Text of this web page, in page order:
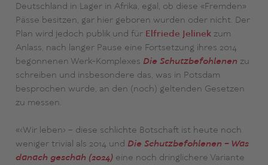
Deutschland in Lager in Afrika, egal, ob diese «Fremden»
Pässe besitzen, gar hier geboren wurden oder nicht. Der
Plan wird jedoch publik und für Elfriede Jelinek zum
Anlass, nach langer Pause eine Fortsetzung ihres 2014
begonnenen Werk-Komplexes Die Schutzbefohlenen zu
schreiben und insbesondere das, was in Potsdam
besprochen wurde, an den (noch) geltenden Gesetzen
zu messen.
«‹Wir leben› – diese schlichte Botschaft ist heute noch
weniger trivial als 2014 und Die Schutzbefohlenen – Was
danach geschah (2024)eine noch dringlichere Variante